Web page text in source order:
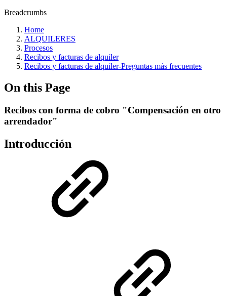
Breadcrumbs
Home
ALQUILERES
Procesos
Recibos y facturas de alquiler
Recibos y facturas de alquiler‎-‎Preguntas más frecuentes‎
On this Page
Recibos con forma de cobro "Compensación en otro
arrendador"
Introducción